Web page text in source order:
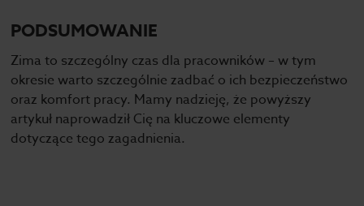
PODSUMOWANIE
Zima to szczególny czas dla pracowników – w tym
okresie warto szczególnie zadbać o ich bezpieczeństwo
oraz komfort pracy. Mamy nadzieję, że powyższy
artykuł naprowadził Cię na kluczowe elementy
dotyczące tego zagadnienia.